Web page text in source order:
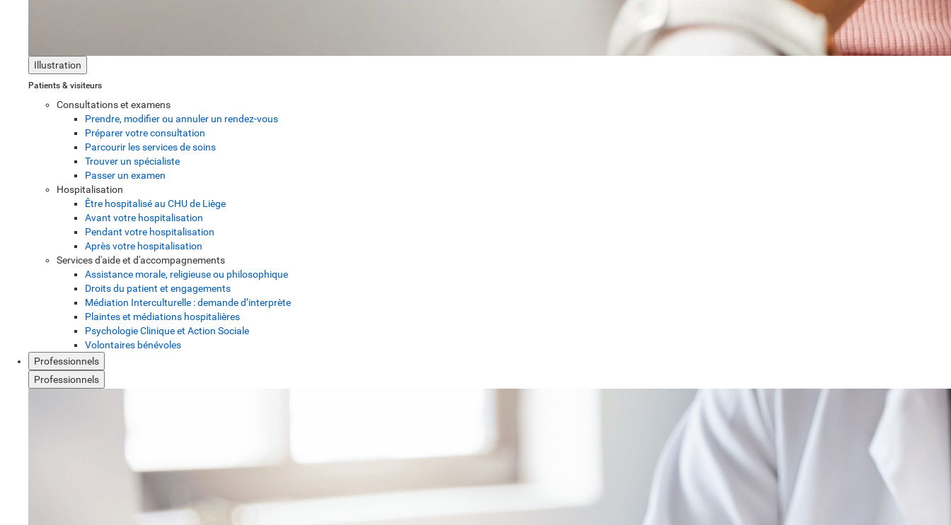
Illustration
Patients & visiteurs
Consultations et examens
Prendre, modifier ou annuler un rendez-vous
Préparer votre consultation
Parcourir les services de soins
Trouver un spécialiste
Passer un examen
Hospitalisation
Être hospitalisé au CHU de Liège
Avant votre hospitalisation
Pendant votre hospitalisation
Après votre hospitalisation
Services d'aide et d'accompagnements
Assistance morale, religieuse ou philosophique
Droits du patient et engagements
Médiation Interculturelle : demande d’interprète
Plaintes et médiations hospitalières
Psychologie Clinique et Action Sociale
Volontaires bénévoles
Professionnels
Professionnels